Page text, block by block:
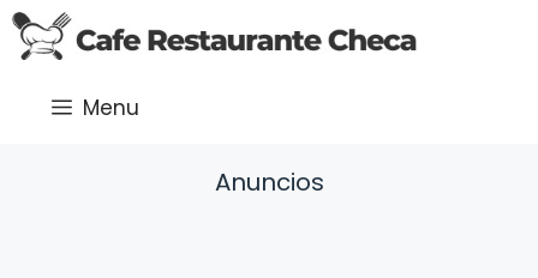
Saltar
al
Menu
Anuncios